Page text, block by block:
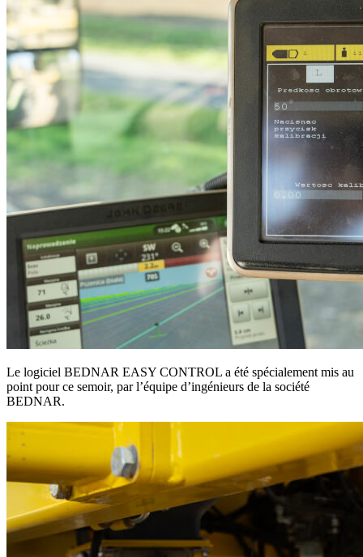
Le logiciel BEDNAR EASY CONTROL a été spécialement mis au
point pour ce semoir, par l’équipe d’ingénieurs de la société
BEDNAR.